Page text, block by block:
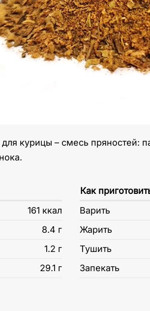
курицы – смесь пряностей:
161 ккал
8.4 г
1.2 г
29.1 г
Как
Варить
Жарить
Тушить
Запекать